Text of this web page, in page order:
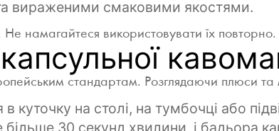
вираженими смаковими якостями.
намагайтеся використовувати їх
стандартам. Розглядаючи плюси та
куточку на столі, на тумбочці або
більше 30 секунд хвилини, і бадьора